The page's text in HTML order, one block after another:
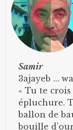
Samir
3ajayeb …
« Tu te
épluchure.
ballon de
bouille